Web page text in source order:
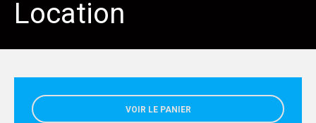
Location
VOIR LE PANIER